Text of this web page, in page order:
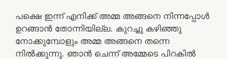
പക്ഷെ ഇന്ന് എനിക്ക് അമ്മ അങ്ങനെ നിന്നപ്പോൾ
ഉറങ്ങാൻ തോന്നിയില്ല. കുറച്ചു കഴിഞ്ഞു
നോക്കുമ്പോളും അമ്മ അങ്ങനെ തന്നെ
നിൽക്കുന്നു. ഞാൻ ചെന്ന് അമ്മേടെ പിറകിൽ